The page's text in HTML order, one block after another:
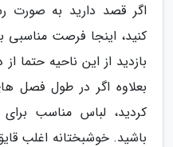
اگر قصد دارید به صورت
کنید، اینجا فرصت مناسبی
بازدید از این ناحیه حتما
بعلاوه اگر در طول فصل
کردید، لباس مناسب برای
باشید. خوشبختانه اغلب